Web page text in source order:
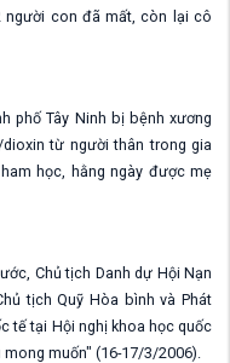
con đã mất, còn lại cô
phố Tây Ninh bị bệnh xương
từ người thân trong gia
học, hằng ngày được mẹ
Chủ tịch Danh dự Hội Nạn
tịch Quỹ Hòa bình và Phát
tế tại Hội nghị khoa học quốc
muốn" (16-17/3/2006).